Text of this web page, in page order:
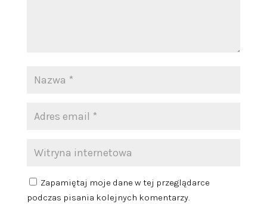
Zapamiętaj moje dane w tej przeglądarce
podczas pisania kolejnych komentarzy.